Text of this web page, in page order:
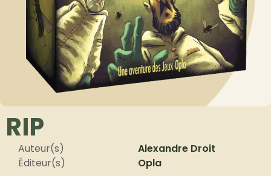
RIP
Auteur(s)
Alexandre Droit
Éditeur(s)
Opla